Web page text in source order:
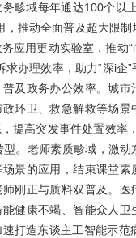
畛域每年通达100个以
，推动全面普及超大限
应用更动实验室，推动
求办理效率，助力“深i企
及政务办公效率。城市
环卫、救急解救等场景
提高突发事件处置效率
型。老师素质畛域，激
景的应用，结束课堂素
刚正与质料双普及。医
健康不竭、智能众人卫
打造东谈主工智能示范